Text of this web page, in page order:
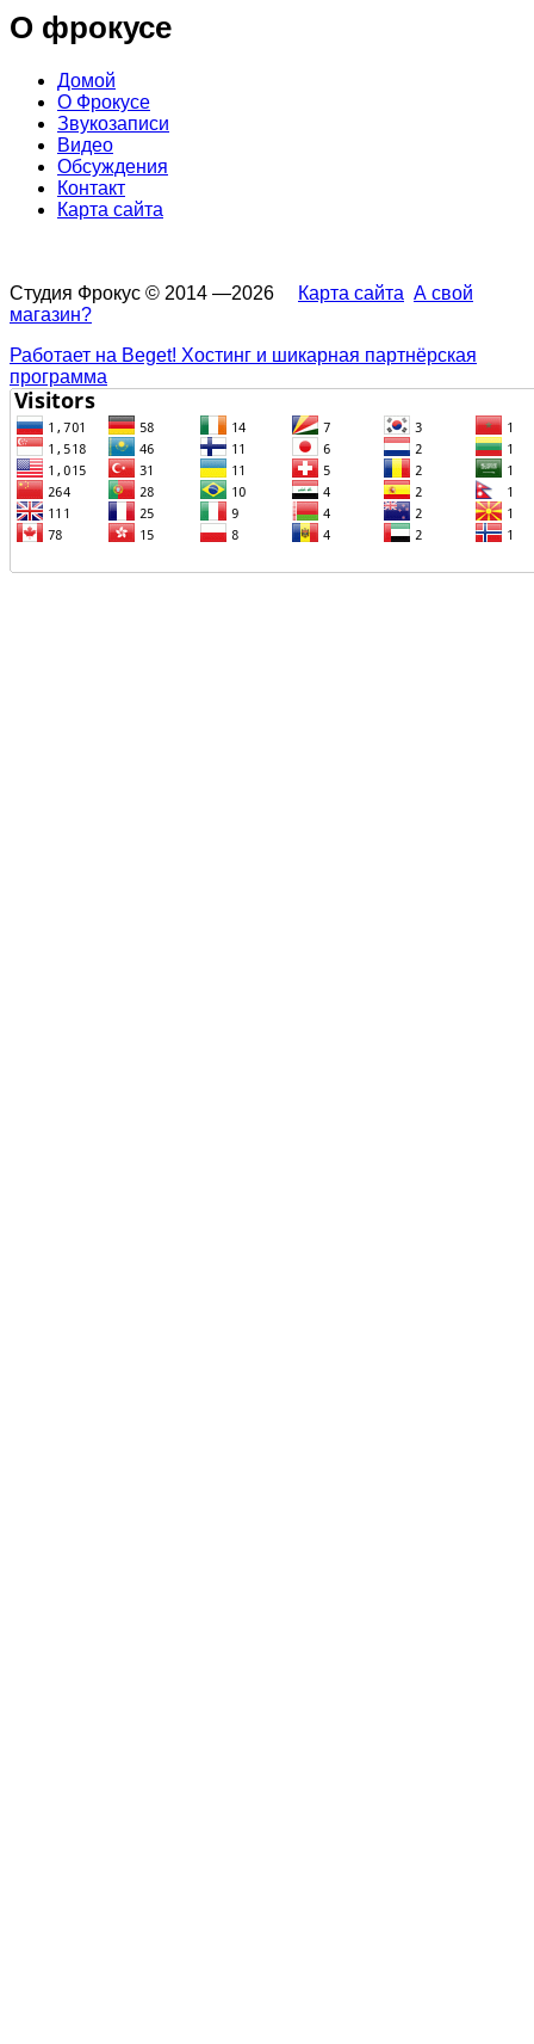
О фрокусе
Домой
О Фрокусе
Звукозаписи
Видео
Обсуждения
Контакт
Карта сайта
Студия Фрокус © 2014 —2026 Карта сайта А свой
магазин?
Работает на Beget! Хостинг и шикарная партнёрская
программа